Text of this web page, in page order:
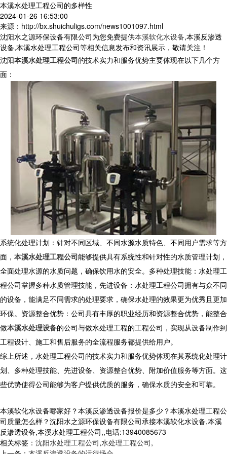
本溪水处理工程公司的多样性
2024-01-26 16:53:00
来源：http://bx.shuichuligs.com/news1001097.html
沈阳水之源环保设备有限公司为您免费提供本溪软化水设备,本溪反渗透
设备,本溪水处理工程公司等相关信息发布和资讯展示，敬请关注！
沈阳本溪水处理工程公司的技术实力和服务优势主要体现在以下几个方
面：
系统化处理计划：针对不同区域、不同水源水质特色、不同用户需求等方
面， 本溪水处理工程公司能够提供具有系统性和针对性的水质管理计划，
全面处理水源的水质问题，确保饮用水的安全。多种处理技能：水处理工
程公司掌握多种水质管理技能，先进设备：水处理工程公司拥有与众不同
的设备，能满足不同需求的处理要求，确保水处理的效果更为优秀且更加
环保。资源整合优势：公司具有丰厚的职业经历和资源整合优势，能整合
做本溪水处理设备的公司与做水处理工程的工程公司，实现从设备制作到
工程设计、施工和售后服务的全流程服务都提供给用户。
综上所述，水处理工程公司的技术实力和服务优势体现在其系统化处理计
划、多种处理技能、先进设备、资源整合优势、附加价值服务等方面。这
些优势使得公司能够为客户提供优质的服务，确保水质的安全和可靠。
本溪软化水设备哪家好？本溪反渗透设备报价是多少？本溪水处理工程公
司质量怎么样？沈阳水之源环保设备有限公司承接本溪软化水设备,本溪
反渗透设备,本溪水处理工程公司,,电话:13940085673
相关标签： 沈阳水处理工程公司,水处理工程公司,